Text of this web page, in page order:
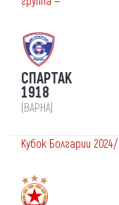
СПАРТАК
1918
(ВАРНА)
Кубок Болгарии